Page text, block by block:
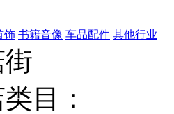
饰 书籍音像 车品配件 其他行业
目：